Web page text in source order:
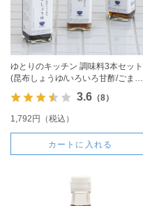
ゆとりのキッチン 調味料3本セット
(昆布しょうゆ/いろいろ甘酢/ごまだ
れ)
3.6（8）
1,792円（税込）
カートに入れる